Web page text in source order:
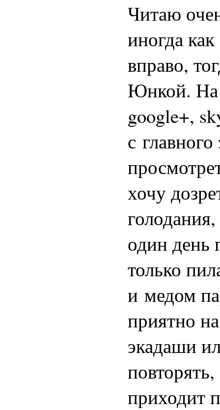
Читаю
иногда
вправо,
Юнкой. На
google+,
с главного
хочу
один день
только
и медом
приятно
экадаши
приходит